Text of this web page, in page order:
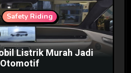
Safety Riding
Listrik Murah Jadi